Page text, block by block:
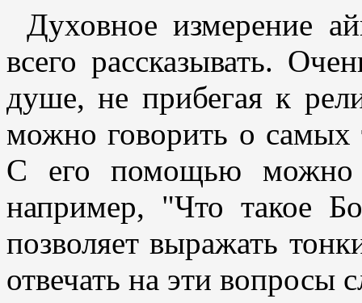
Духовное измерение
всего рассказывать.
душе, не прибегая к
можно говорить о самых
С его помощью можно
например, "Что такое
позволяет выражать
отвечать на эти вопросы